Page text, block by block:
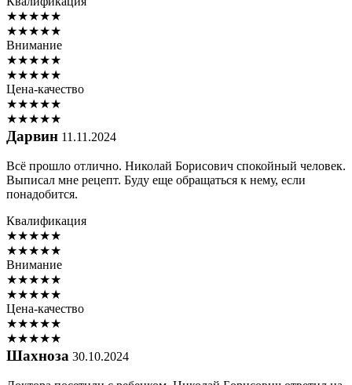
★★★★★
★★★★★
Внимание
★★★★★
★★★★★
Цена-качество
★★★★★
★★★★★
Дарвин 11.11.2024
Всё прошло отлично. Николай Борисович спокойный человек.
Выписал мне рецепт. Буду еще обращаться к нему, если
понадобится.
Квалификация
★★★★★
★★★★★
Внимание
★★★★★
★★★★★
Цена-качество
★★★★★
★★★★★
Шахноза 30.10.2024